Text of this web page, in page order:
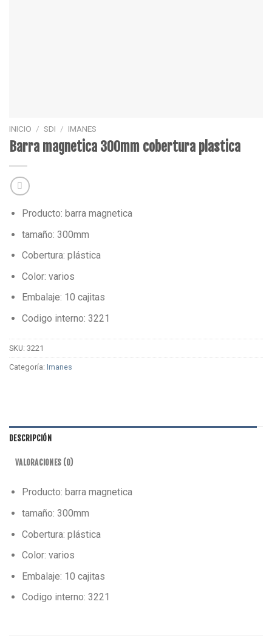
INICIO / SDI / IMANES
Barra magnetica 300mm cobertura plastica
Producto: barra magnetica
tamaño: 300mm
Cobertura: plástica
Color: varios
Embalaje: 10 cajitas
Codigo interno: 3221
SKU: 3221
Categoría: Imanes
DESCRIPCIÓN
VALORACIONES (0)
Producto: barra magnetica
tamaño: 300mm
Cobertura: plástica
Color: varios
Embalaje: 10 cajitas
Codigo interno: 3221